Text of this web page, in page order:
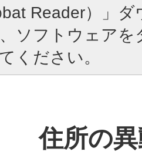
Reader）」
ソフトウェア
ください。
住所の